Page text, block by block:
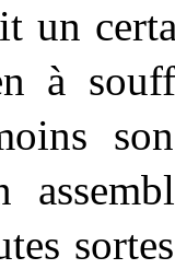
un
à